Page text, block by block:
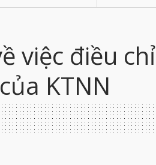
việc điều
KTNN